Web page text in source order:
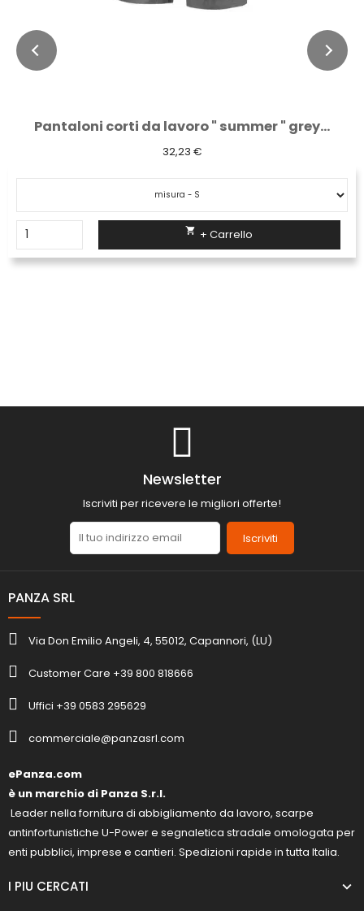
Pantaloni corti da lavoro " summer " grey...
32,23 €
 + Carrello
Newsletter
Iscriviti per ricevere le migliori offerte!
Iscriviti
PANZA SRL
Via Don Emilio Angeli, 4, 55012, Capannori, (LU)
Customer Care +39 800 818666
Uffici +39 0583 295629
commerciale@panzasrl.com
ePanza.com
è un marchio di Panza S.r.l.
Leader nella fornitura di abbigliamento da lavoro, scarpe
antinfortunistiche U-Power e segnaletica stradale omologata per
enti pubblici, imprese e cantieri. Spedizioni rapide in tutta Italia.
I PIU CERCATI